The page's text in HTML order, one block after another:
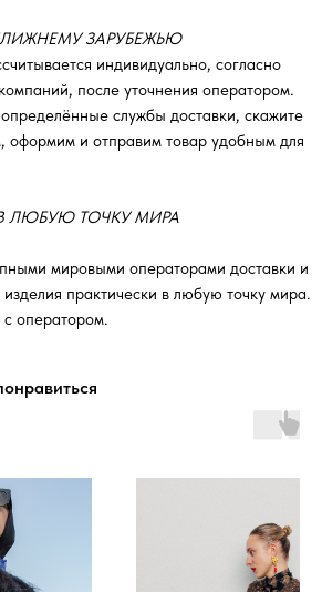
ЗАРУБЕЖЬЮ
индивидуально, согласно
после уточнения оператором.
службы доставки, скажите
оформим и отправим товар удобным для
ЛЮБУЮ ТОЧКУ МИРА
мировыми операторами доставки и
практически в любую точку мира.
с оператором.